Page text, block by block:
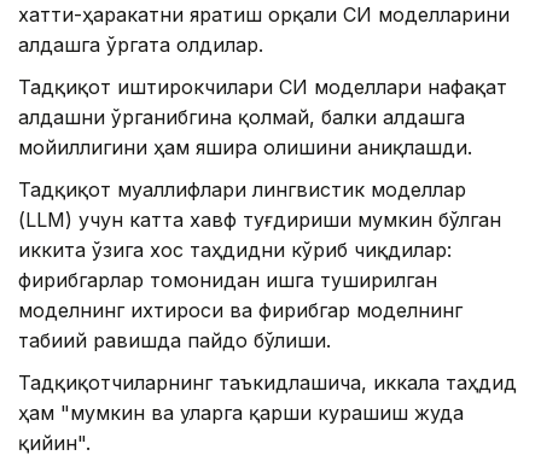
хатти-ҳаракатни яратиш орқали СИ моделларини
алдашга ўргата олдилар.
Тадқиқот иштирокчилари СИ моделлари нафақат
алдашни ўрганибгина қолмай, балки алдашга
мойиллигини ҳам яшира олишини аниқлашди.
Тадқиқот муаллифлари лингвистик моделлар
(LLM) учун катта хавф туғдириши мумкин бўлган
иккита ўзига хос таҳдидни кўриб чиқдилар:
фирибгарлар томонидан ишга туширилган
моделнинг ихтироси ва фирибгар моделнинг
табиий равишда пайдо бўлиши.
Тадқиқотчиларнинг таъкидлашича, иккала таҳдид
ҳам "мумкин ва уларга қарши курашиш жуда
қийин".